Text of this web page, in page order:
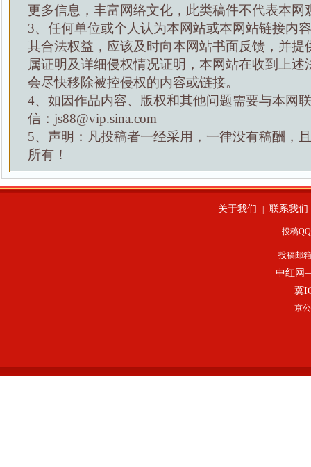
更多信息，丰富网络文化，此类稿件不代表本网
3、任何单位或个人认为本网站或本网站链接内
其合法权益，应该及时向本网站书面反馈，并提
属证明及详细侵权情况证明，本网站在收到上述
会尽快移除被控侵权的内容或链接。
4、如因作品内容、版权和其他问题需要与本网
信：js88@vip.sina.com
5、声明：凡投稿者一经采用，一律没有稿酬，
所有！
关于我们 联系我们
投稿
投稿邮
中红网
冀
京